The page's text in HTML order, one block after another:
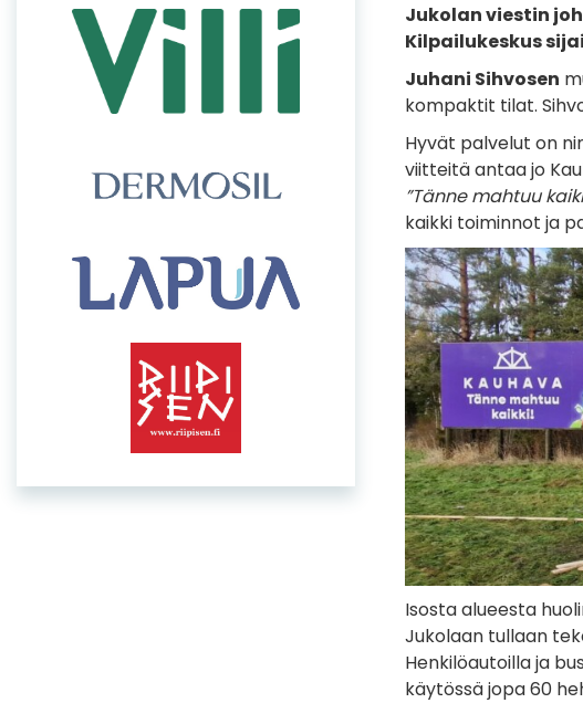
Jukolan viestin
Kilpailukeskus
Juhani Sihvosen
kompaktit tilat.
Hyvät palvelut on
viitteitä antaa jo
”Tänne mahtuu
kaikki toiminnot ja
Isosta alueesta
Jukolaan tullaan
Henkilöautoilla ja
käytössä jopa 60